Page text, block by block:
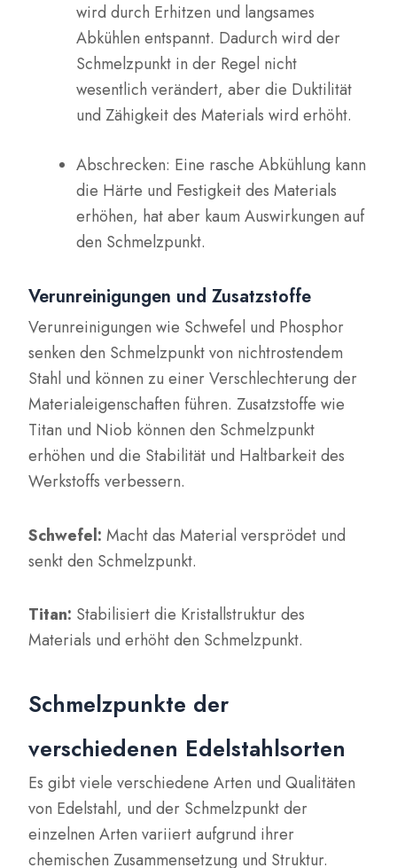
wird durch Erhitzen und langsames
Abkühlen entspannt. Dadurch wird der
Schmelzpunkt in der Regel nicht
wesentlich verändert, aber die Duktilität
und Zähigkeit des Materials wird erhöht.
Abschrecken: Eine rasche Abkühlung kann
die Härte und Festigkeit des Materials
erhöhen, hat aber kaum Auswirkungen auf
den Schmelzpunkt.
Verunreinigungen und Zusatzstoffe
Verunreinigungen wie Schwefel und Phosphor
senken den Schmelzpunkt von nichtrostendem
Stahl und können zu einer Verschlechterung der
Materialeigenschaften führen. Zusatzstoffe wie
Titan und Niob können den Schmelzpunkt
erhöhen und die Stabilität und Haltbarkeit des
Werkstoffs verbessern.
Schwefel: Macht das Material versprödet und
senkt den Schmelzpunkt.
Titan: Stabilisiert die Kristallstruktur des
Materials und erhöht den Schmelzpunkt.
Schmelzpunkte der
verschiedenen Edelstahlsorten
Es gibt viele verschiedene Arten und Qualitäten
von Edelstahl, und der Schmelzpunkt der
einzelnen Arten variiert aufgrund ihrer
chemischen Zusammensetzung und Struktur.